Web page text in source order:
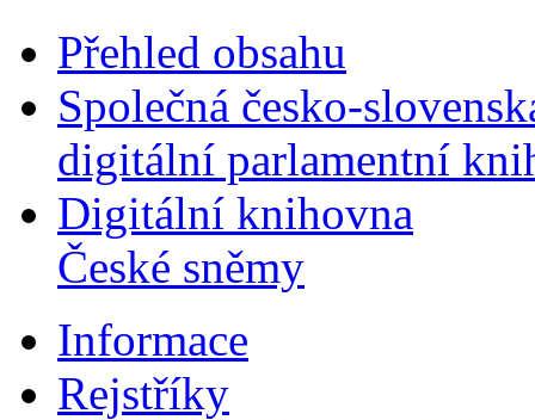
Přehled obsahu
Společná česko-
digitální parlamentní
Digitální knihovna
České sněmy
Informace
Rejstříky